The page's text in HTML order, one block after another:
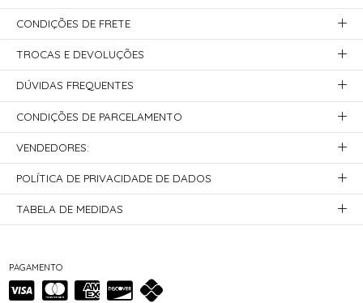
PAGAMENTO
CONDIÇÕES DE FRETE
TROCAS E DEVOLUÇÕES
DÚVIDAS FREQUENTES
CONDIÇÕES DE PARCELAMENTO
VENDEDORES:
POLÍTICA DE PRIVACIDADE DE DADOS
TABELA DE MEDIDAS